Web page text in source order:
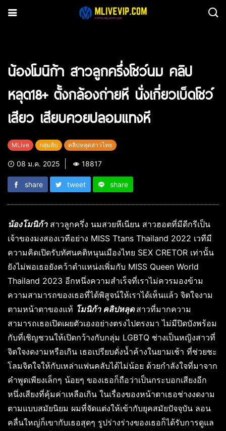
Search
น้องโมนิก้า สาวลูกครึ่งโชว์นม คลิป
หลุด18+ ตั้งกล้องถ่ายหี นั่งเกี่ยวเบ็ดโชว์
เสียว เสียบควยปลอมแทงหี
MLive กลุ่มลับ คลิปหลุดสาวไทย
08 ม.ค. 2025 18817
share tweet share
น้องโมนิก้าสาวลูกครึ่ง นมสวยหีเนียน สาวฮอตที่มีดีกรีเป็น
เจ้าของมงสองเวทีอย่าง MISS Ttans Thailand 2022 เวทีมี
ความคิดเปิดรับทัศนคติหนุนเมืองไทย SEX CRETOR เท่านั้น
ยังไม่พอเธอยังคว้าตำแหน่งเพิ่มกับ MISS Queen World
Thailand 2023 อีกหนึ่งความสำเร็จที่เราไม่ควรมองข้าม
ความสามารถของเธอที่ได้พิสูจน์ให้เราได้เห็นแล้ว จิตใจงาม
ตามหน้าตาของแท้ โมนิก้า คลิปหลุด สาวที่มากความ
สามารถเธอเปิดเผยตัวเองอย่างตรงไปตรงมา ไม่มีปิดบังพร้อม
กับที่เชิญชวนให้เปิดกว้างกับกลุ่ม LGBTQ ช่างเป็นหญิงสาวที่
จิตใจงดงามหรือเกิน เธอเปรียบดั่งน้ำค้างในยามเช้า ที่ช่วยชะ
โลมจิตใจให้กับเหล่าแฟนคลับได้ไม่น้อย ด้วยกำลังใจที่มาจาก
คำพูดเพียงเล็กๆ น้อยๆ ของเธอก็ถือว่าเป็นกระบอกเสียงอีก
หนึ่งเสียงที่คุ้มค่าเหลือเกิน ในเรื่องของหน้าตาเธอช่างงดงาม
ตามแบบสมัยนิยม ผมที่จัดแต่งให้เข้ากับยุคสมัยปัจจุบัน ลอน
คลื่นใหญ่ก็เขากับเธอสุดๆ รูปร่างร่างของเธอก็ได้รับการดูแล